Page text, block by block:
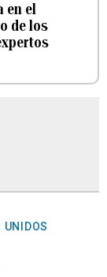
en el
de los
UNIDOS